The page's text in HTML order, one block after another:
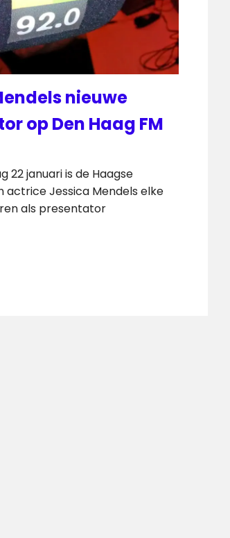
nieuwe
op Den Haag FM
22 januari is de Haagse
actrice Jessica Mendels elke
als presentator